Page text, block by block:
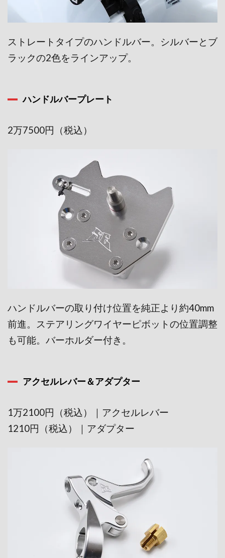
ストレートタイプのハンドルバー。 シルバーとブ
ラックの2色をラインアップ。
ハンドルバープレート
2万7500円（税込）
ハンドルバーの取り付け位置を純正より約40mm
前進。ステアリングワイヤーピボットの位置調整
も可能。バーホルダー付き。
アクセルレバー＆アダプター
1万2100円（税込）｜アクセルレバー
1210円（税込）｜アダプター